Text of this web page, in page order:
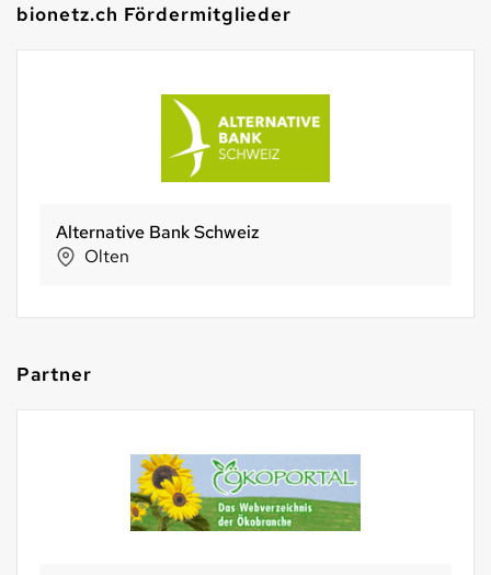
bionetz.ch Fördermitglieder
Sun Snack AG
St. Margrethen
Partner